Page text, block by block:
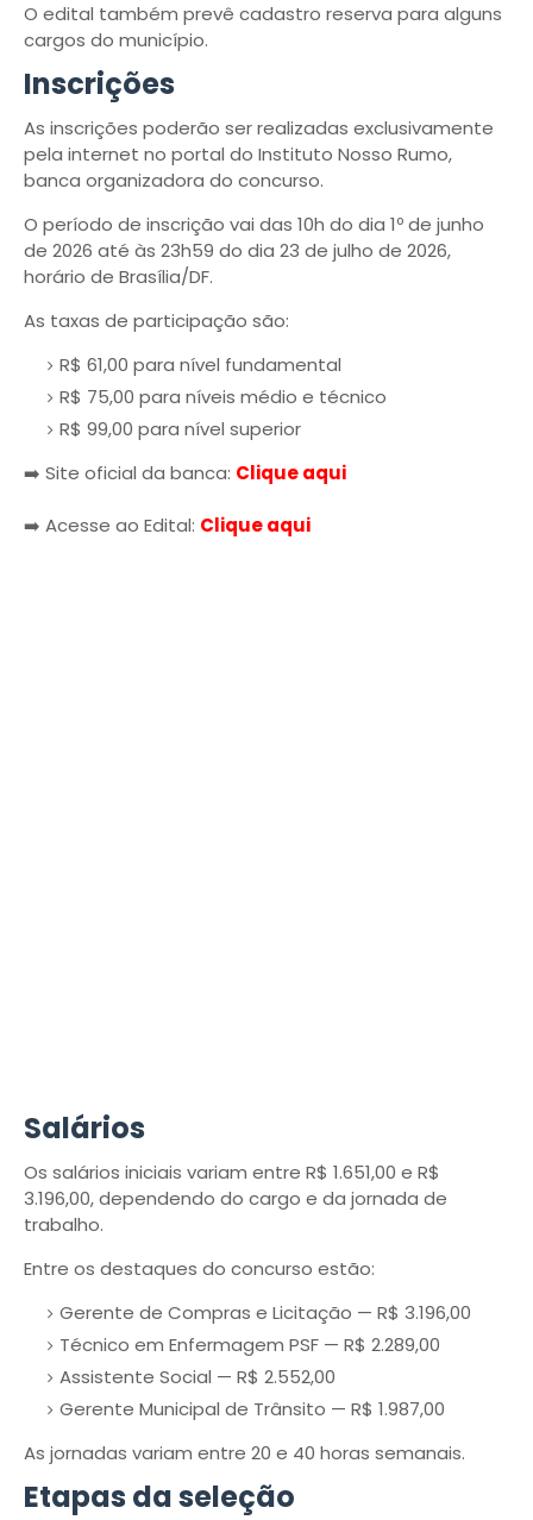
O edital também prevê cadastro reserva para alguns
cargos do município.
Inscrições
As inscrições poderão ser realizadas exclusivamente
pela internet no portal do Instituto Nosso Rumo,
banca organizadora do concurso.
O período de inscrição vai das 10h do dia 1º de junho
de 2026 até às 23h59 do dia 23 de julho de 2026,
horário de Brasília/DF.
As taxas de participação são:
R$ 61,00 para nível fundamental
R$ 75,00 para níveis médio e técnico
R$ 99,00 para nível superior
➡️ Site oficial da banca: Clique aqui
➡️ Acesse ao Edital: Clique aqui
Salários
Os salários iniciais variam entre R$ 1.651,00 e R$
3.196,00, dependendo do cargo e da jornada de
trabalho.
Entre os destaques do concurso estão:
Gerente de Compras e Licitação — R$ 3.196,00
Técnico em Enfermagem PSF — R$ 2.289,00
Assistente Social — R$ 2.552,00
Gerente Municipal de Trânsito — R$ 1.987,00
As jornadas variam entre 20 e 40 horas semanais.
Etapas da seleção